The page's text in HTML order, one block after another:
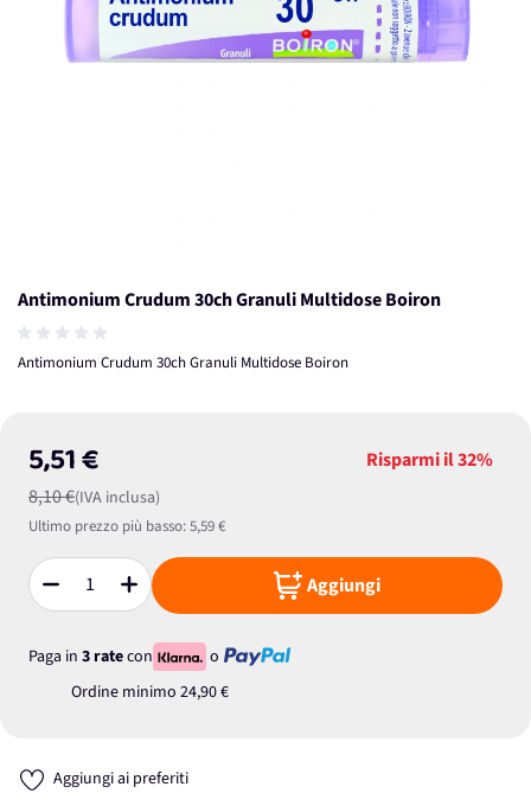
Antimonium Crudum 30ch Granuli Multidose Boiron
Antimonium Crudum 30ch Granuli Multidose Boiron
5,51 €
8,10 €(IVA inclusa)
Risparmi il32%
Ultimo prezzo più basso:5,59 €
Quantità Aggiungi
Paga in 3 ratecon
o
Ordine minimo 24,90 €
Aggiungi ai preferiti